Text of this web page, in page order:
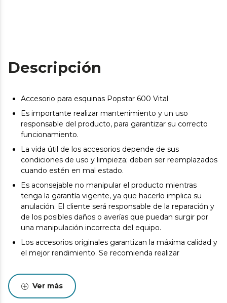
Descripción
Accesorio para esquinas Popstar 600 Vital
Es importante realizar mantenimiento y un uso
responsable del producto, para garantizar su correcto
funcionamiento.
La vida útil de los accesorios depende de sus
condiciones de uso y limpieza; deben ser reemplazados
cuando estén en mal estado.
Es aconsejable no manipular el producto mientras
tenga la garantía vigente, ya que hacerlo implica su
anulación. El cliente será responsable de la reparación y
de los posibles daños o averías que puedan surgir por
una manipulación incorrecta del equipo.
Los accesorios originales garantizan la máxima calidad y
el mejor rendimiento. Se recomienda realizar
Ver más